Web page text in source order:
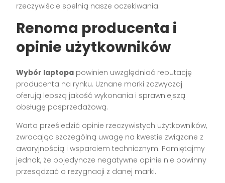
rzeczywiście spełnią nasze oczekiwania.
Renoma producenta i
opinie użytkowników
Wybór laptopa powinien uwzględniać reputację
producenta na rynku. Uznane marki zazwyczaj
oferują lepszą jakość wykonania i sprawniejszą
obsługę posprzedażową.
Warto prześledzić opinie rzeczywistych użytkowników,
zwracając szczególną uwagę na kwestie związane z
awaryjnością i wsparciem technicznym. Pamiętajmy
jednak, że pojedyncze negatywne opinie nie powinny
przesądzać o rezygnacji z danej marki.